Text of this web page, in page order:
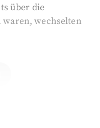
über die
waren, wechselten